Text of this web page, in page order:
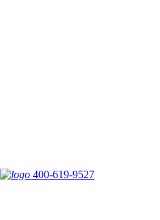
400-619-9527